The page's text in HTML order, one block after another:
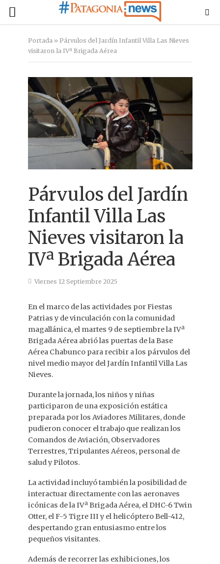
Portada» Párvulos del Jardín Infantil Villa Las Nieves
visitaron la IVª Brigada Aérea
Párvulos del Jardín
Infantil Villa Las
Nieves visitaron la
IVª Brigada Aérea
Viernes 12 Septiembre 2025
En el marco de las actividades por Fiestas
Patrias y de vinculación con la comunidad
magallánica, el martes 9 de septiembre la IVª
Brigada Aérea abrió las puertas de la Base
Aérea Chabunco para recibir a los párvulos del
nivel medio mayor del Jardín Infantil Villa Las
Nieves.
Durante la jornada, los niños y niñas
participaron de una exposición estática
preparada por los Aviadores Militares, donde
pudieron conocer el trabajo que realizan los
Comandos de Aviación, Observadores
Terrestres, Tripulantes Aéreos, personal de
salud y Pilotos.
La actividad incluyó también la posibilidad de
interactuar directamente con las aeronaves
icónicas de la IVª Brigada Aérea, el DHC-6 Twin
Otter, el F-5 Tigre III y el helicóptero Bell-412,
despertando gran entusiasmo entre los
pequeños visitantes.
Además de recorrer las exhibiciones, los